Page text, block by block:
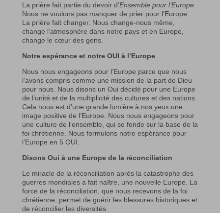
La prière fait partie du devoir d’Ensemble pour l’Europe.
Nous ne voulons pas manquer de prier pour l’Europe.
La prière fait changer. Nous change-nous même,
change l’atmosphère dans notre pays et en Europe,
change le cœur des gens.
Notre espérance et notre OUI à l’Europe
Nous nous engageons pour l’Europe parce que nous
l’avons compris comme une mission de la part de Dieu
pour nous. Nous disons un Oui décidé pour une Europe
de l’unité et de la multiplicité des cultures et des nations.
Cela nous est d’une grande lumière à nos yeux une
image positive de l’Europe. Nous nous engageons pour
une culture de l’ensemble, qui se fonde sur la base de la
foi chrétienne. Nous formulons notre espérance pour
l’Europe en 5 OUI.
Disons Oui à une Europe de la réconciliation
Le miracle de la réconciliation après la catastrophe des
guerres mondiales a fait naître, une nouvelle Europe. La
force de la réconciliation, que nous recevons de la foi
chrétienne, permet de guérir les blessures historiques et
de réconcilier les diversités